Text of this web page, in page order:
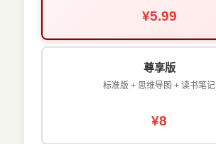
¥5.99
尊享版
标准版 + 思维导图 + 读书笔记
¥8